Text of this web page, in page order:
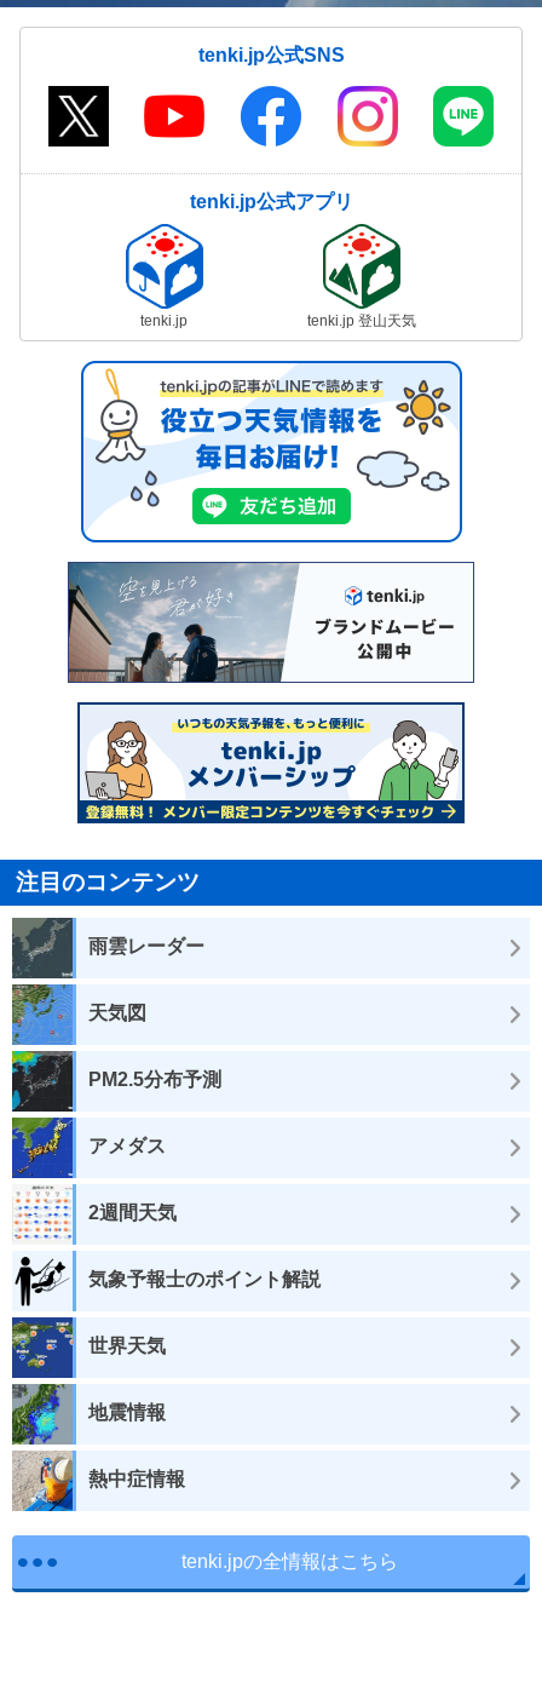
tenki.jp公式SNS
tenki.jp公式アプリ
tenki.jp tenki.jp 登山天気
注目のコンテンツ
雨雲レーダー
天気図
PM2.5分布予測
アメダス
2週間天気
気象予報士のポイント解説
世界天気
地震情報
熱中症情報
tenki.jpの全情報はこちら